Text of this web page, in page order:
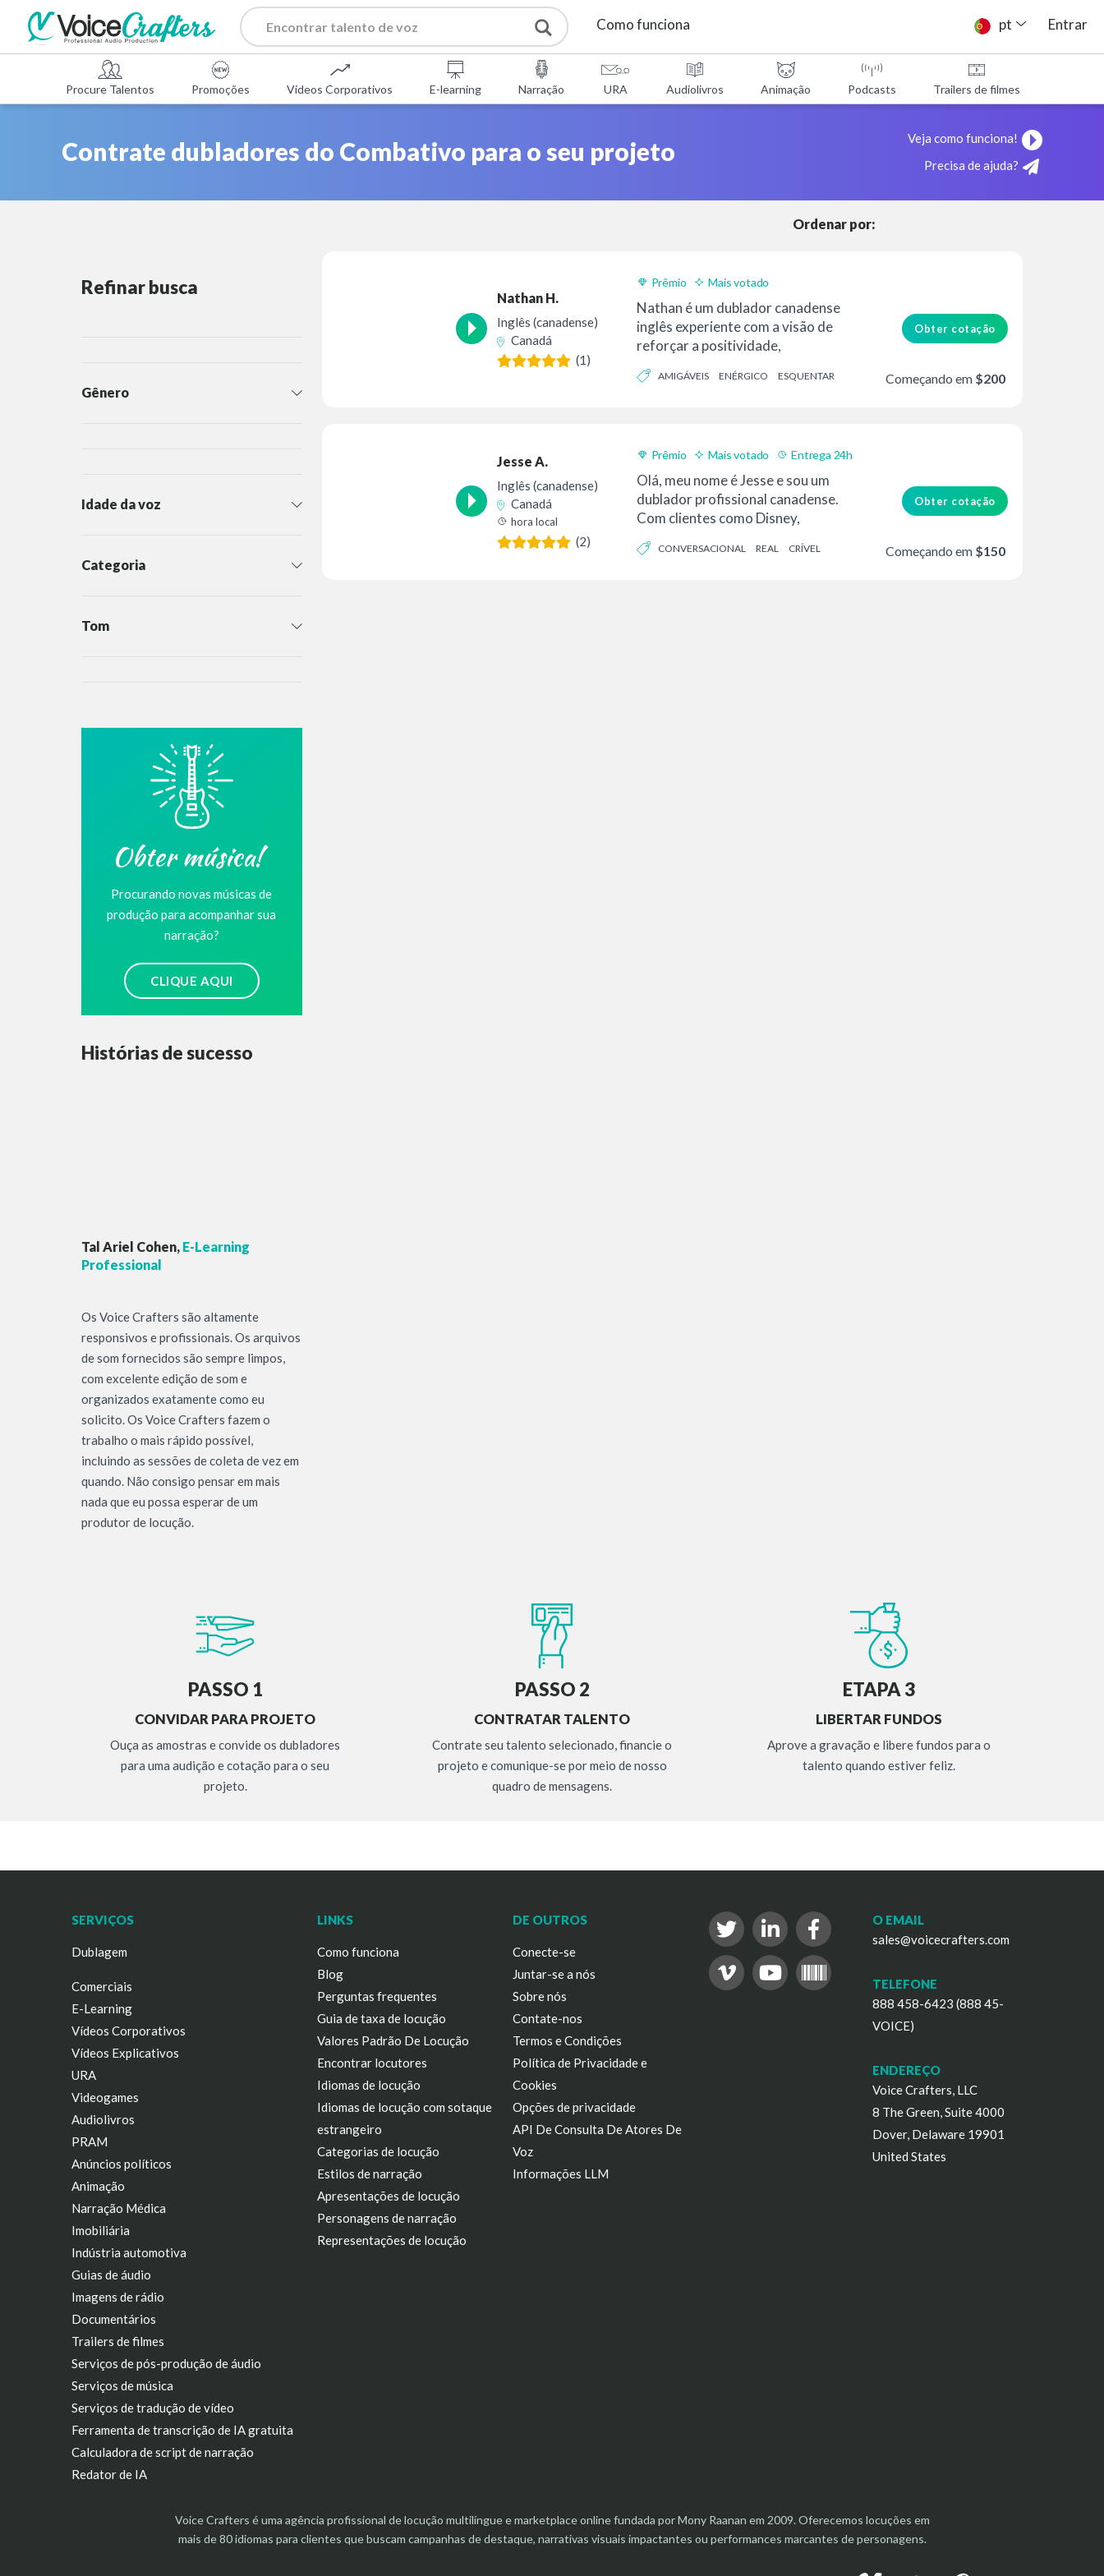
Como funciona
Serviços
Contactos
pt Entrar
Procure Talentos Promoções Vídeos Corporativos E-learning Narração URA Audiolivros Animação Podcasts Trailers de filmes
Contrate dubladores do Combativo para o seu projeto
Veja como funciona!
Precisa de ajuda?
Ordenar por:
Refinar busca
Gênero
Idade da voz
Categoria
Tom
Obter música!
Procurando novas músicas de
produção para acompanhar sua
narração?
CLIQUE AQUI
Histórias de sucesso
Tal Ariel Cohen, E-Learning
Professional
Os Voice Crafters são altamente
responsivos e profissionais. Os arquivos
de som fornecidos são sempre limpos,
com excelente edição de som e
organizados exatamente como eu
solicito. Os Voice Crafters fazem o
trabalho o mais rápido possível,
incluindo as sessões de coleta de vez em
quando. Não consigo pensar em mais
nada que eu possa esperar de um
produtor de locução.
Nathan H.
Inglês (canadense)
Canadá
(1)
Prêmio Mais votado
Nathan é um dublador canadense
inglês experiente com a visão de
reforçar a positividade,
AMIGÁVEIS ENÉRGICO ESQUENTAR
Obter cotação
Começando em $200
Jesse A.
Inglês (canadense)
Canadá
hora local
(2)
Prêmio Mais votado Entrega 24h
Olá, meu nome é Jesse e sou um
dublador profissional canadense.
Com clientes como Disney,
CONVERSACIONAL REAL CRÍVEL
Obter cotação
Começando em $150
PASSO 1
CONVIDAR PARA PROJETO
Ouça as amostras e convide os dubladores
para uma audição e cotação para o seu
projeto.
PASSO 2
CONTRATAR TALENTO
Contrate seu talento selecionado, financie o
projeto e comunique-se por meio de nosso
quadro de mensagens.
ETAPA 3
LIBERTAR FUNDOS
Aprove a gravação e libere fundos para o
talento quando estiver feliz.
SERVIÇOS
Dublagem
Comerciais
E-Learning
Vídeos Corporativos
Vídeos Explicativos
URA
Videogames
Audiolivros
PRAM
Anúncios políticos
Animação
Narração Médica
Imobiliária
Indústria automotiva
Guias de áudio
Imagens de rádio
Documentários
Trailers de filmes
Serviços de pós-produção de áudio
Serviços de música
Serviços de tradução de vídeo
Ferramenta de transcrição de IA gratuita
Calculadora de script de narração
Redator de IA
LINKS
Como funciona
Blog
Perguntas frequentes
Guia de taxa de locução
Valores Padrão De Locução
Encontrar locutores
Idiomas de locução
Idiomas de locução com sotaque
estrangeiro
Categorias de locução
Estilos de narração
Apresentações de locução
Personagens de narração
Representações de locução
DE OUTROS
Conecte-se
Juntar-se a nós
Sobre nós
Contate-nos
Termos e Condições
Política de Privacidade e
Cookies
Opções de privacidade
API De Consulta De Atores De
Voz
Informações LLM
O EMAIL
sales@voicecrafters.com
TELEFONE
888 458-6423 (888 45-
VOICE)
ENDEREÇO
Voice Crafters, LLC
8 The Green, Suite 4000
Dover, Delaware 19901
United States
Voice Crafters é uma agência profissional de locução multilíngue e marketplace online fundada por Mony Raanan em 2009. Oferecemos locuções em
mais de 80 idiomas para clientes que buscam campanhas de destaque, narrativas visuais impactantes ou performances marcantes de personagens.